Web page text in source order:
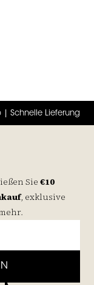
| Schnelle Lieferung
Sie €10
, exklusive